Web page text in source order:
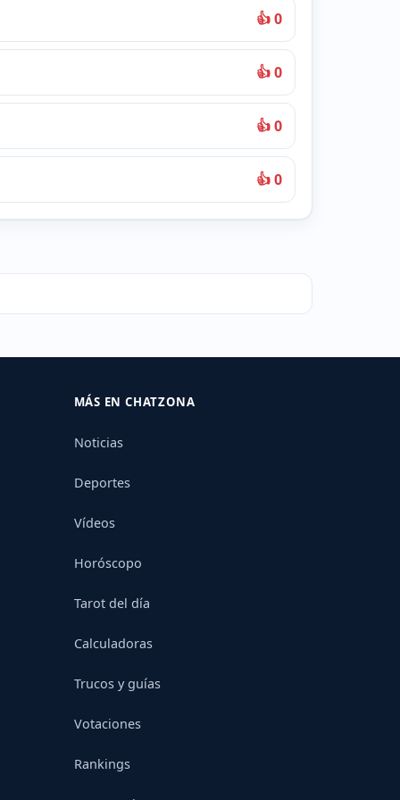
👍 0
👍 0
👍 0
👍 0
MÁS EN CHATZONA
Noticias
Deportes
Vídeos
Horóscopo
Tarot del día
Calculadoras
Trucos y guías
Votaciones
Rankings